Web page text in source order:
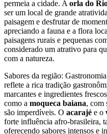
permeia a cidade. A orla do
ser um local de grande
paisagem e desfrutar de
apreciando a fauna e a flora
paisagens rurais e pequenas
considerado um atrativo para
com a natureza.
Sabores da região:
reflete a rica tradição
marcantes e ingredientes
como a moqueca baiana, com
são imperdíveis. O acarajé e o
forte influência afro-brasileira,
oferecendo sabores intensos e